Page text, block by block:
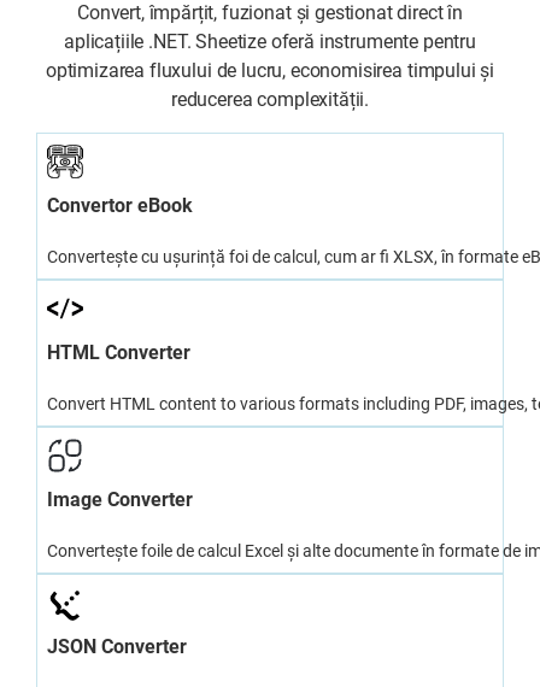
Convert, împărțit, fuzionat și gestionat direct în
aplicațiile .NET. Sheetize oferă instrumente pentru
optimizarea fluxului de lucru, economisirea timpului și
reducerea complexității.
Convertor eBook
Convertește cu ușurință foi de calcul, cum ar fi XLSX, în formate
HTML Converter
Convert HTML content to various formats including PDF, images,
Image Converter
Convertește foile de calcul Excel și alte documente în formate de
JSON Converter